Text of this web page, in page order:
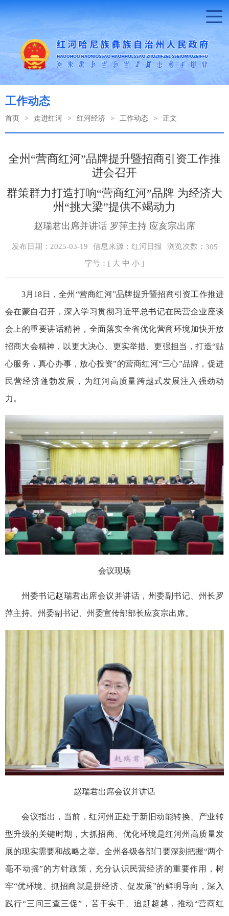
工作动态
首页 > 走进红河 > 红河经济 > 工作动态 > 正文
全州“营商红河”品牌提升暨招商引资工作推
进会召开
群策群力打造打响“营商红河”品牌 为经济大
州“挑大梁”提供不竭动力
赵瑞君出席并讲话 罗萍主持 应亥宗出席
发布日期：2025-03-19 信息来源：红河日报 浏览次数： 305
字号：[ 大 中 小 ]
3月18日，全州“营商红河”品牌提升暨招商引资工作推进
会在蒙自召开，深入学习贯彻习近平总书记在民营企业座谈
会上的重要讲话精神，全面落实全省优化营商环境加快开放
招商大会精神，以更大决心、更实举措、更强担当，打造“贴
心服务，真心办事，放心投资”的营商红河“三心”品牌，促进
民营经济蓬勃发展，为红河高质量跨越式发展注入强劲动
力。
会议现场
州委书记赵瑞君出席会议并讲话，州委副书记、州长罗
萍主持。州委副书记、州委宣传部部长应亥宗出席。
赵瑞君出席会议并讲话
会议指出，当前，红河州正处于新旧动能转换、产业转
型升级的关键时期，大抓招商、优化环境是红河州高质量发
展的现实需要和战略之举。全州各级各部门要深刻把握“两个
毫不动摇”的方针政策，充分认识民营经济的重要作用，树
牢“优环境、抓招商就是拼经济、促发展”的鲜明导向，深入
践行“三问三查三促”，苦干实干、追赶超越，推动“营商红